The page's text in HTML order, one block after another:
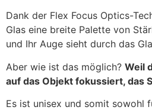
Dank der Flex Focus Optics-
Glas eine breite Palette von
und Ihr Auge sieht durch das
Aber wie ist das möglich? Weil
auf das Objekt fokussiert, das
Es ist unisex und somit sowohl